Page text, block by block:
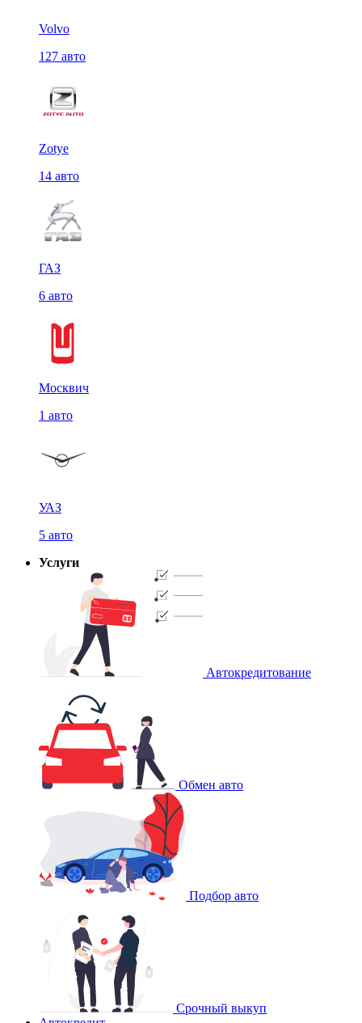
Volvo
127 авто
Zotye
14 авто
ГАЗ
6 авто
Москвич
1 авто
УАЗ
5 авто
Услуги
Автокредитование
Обмен авто
Подбор авто
Срочный выкуп